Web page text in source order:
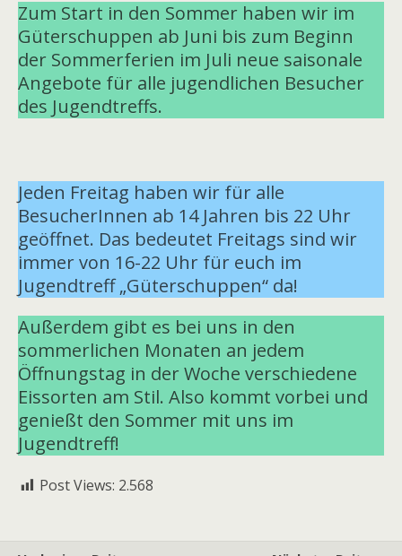
Zum Start in den Sommer haben wir im
Güterschuppen ab Juni bis zum Beginn
der Sommerferien im Juli neue saisonale
Angebote für alle jugendlichen Besucher
des Jugendtreffs.
Jeden Freitag haben wir für alle
BesucherInnen ab 14 Jahren bis 22 Uhr
geöffnet. Das bedeutet Freitags sind wir
immer von 16-22 Uhr für euch im
Jugendtreff „Güterschuppen“ da!
Außerdem gibt es bei uns in den
sommerlichen Monaten an jedem
Öffnungstag in der Woche verschiedene
Eissorten am Stil. Also kommt vorbei und
genießt den Sommer mit uns im
Jugendtreff!
Post Views: 2.568